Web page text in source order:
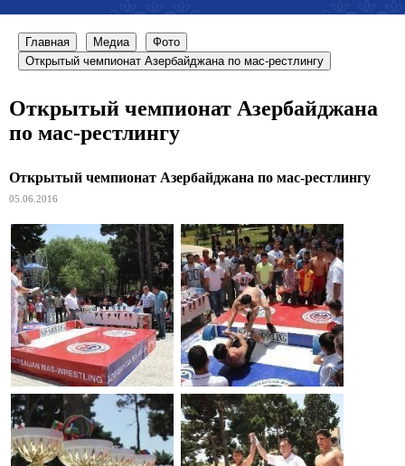
Главная Медиа
Фото
Открытый чемпионат Азербайджана по мас-рестлингу
Открытый чемпионат Азербайджана
по мас-рестлингу
Открытый чемпионат Азербайджана по мас-рестлингу
05.06.2016